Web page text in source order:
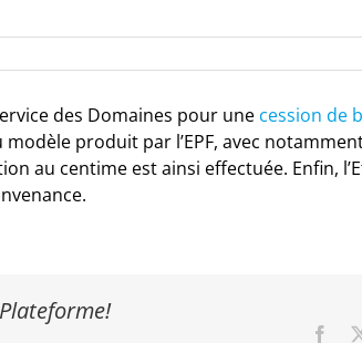
des Domaines pour une cession de
produit par l’EPF, avec
au centime est ainsi effectuée. Enfin,